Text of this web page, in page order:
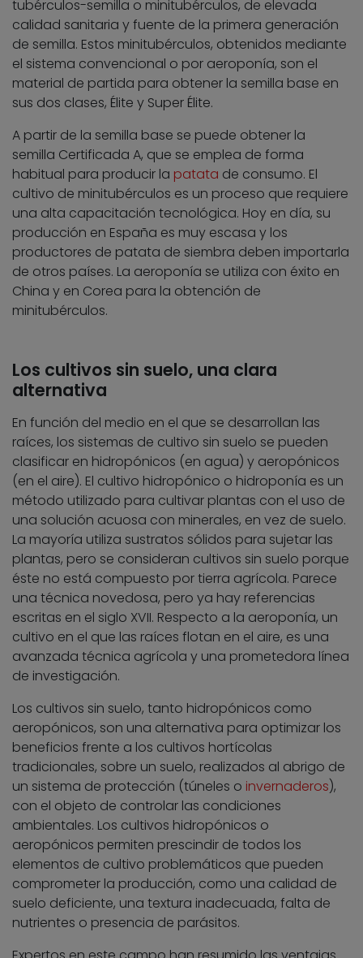
tubérculos-semilla o minitubérculos, de elevada
calidad sanitaria y fuente de la primera generación
de semilla. Estos minitubérculos, obtenidos mediante
el sistema convencional o por aeroponía, son el
material de partida para obtener la semilla base en
sus dos clases, Élite y Super Élite.
A partir de la semilla base se puede obtener la
semilla Certificada A, que se emplea de forma
habitual para producir la patata de consumo. El
cultivo de minitubérculos es un proceso que requiere
una alta capacitación tecnológica. Hoy en día, su
producción en España es muy escasa y los
productores de patata de siembra deben importarla
de otros países. La aeroponía se utiliza con éxito en
China y en Corea para la obtención de
minitubérculos.
Los cultivos sin suelo, una clara
alternativa
En función del medio en el que se desarrollan las
raíces, los sistemas de cultivo sin suelo se pueden
clasificar en hidropónicos (en agua) y aeropónicos
(en el aire). El cultivo hidropónico o hidroponía es un
método utilizado para cultivar plantas con el uso de
una solución acuosa con minerales, en vez de suelo.
La mayoría utiliza sustratos sólidos para sujetar las
plantas, pero se consideran cultivos sin suelo porque
éste no está compuesto por tierra agrícola. Parece
una técnica novedosa, pero ya hay referencias
escritas en el siglo XVII. Respecto a la aeroponía, un
cultivo en el que las raíces flotan en el aire, es una
avanzada técnica agrícola y una prometedora línea
de investigación.
Los cultivos sin suelo, tanto hidropónicos como
aeropónicos, son una alternativa para optimizar los
beneficios frente a los cultivos hortícolas
tradicionales, sobre un suelo, realizados al abrigo de
un sistema de protección (túneles o invernaderos),
con el objeto de controlar las condiciones
ambientales. Los cultivos hidropónicos o
aeropónicos permiten prescindir de todos los
elementos de cultivo problemáticos que pueden
comprometer la producción, como una calidad de
suelo deficiente, una textura inadecuada, falta de
nutrientes o presencia de parásitos.